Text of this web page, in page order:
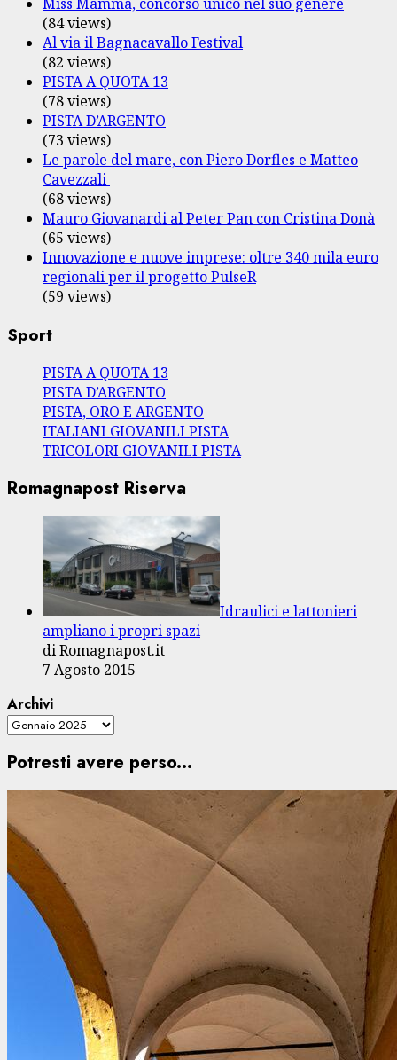
(84 views)
Al via il Bagnacavallo Festival
(82 views)
PISTA A QUOTA 13
(78 views)
PISTA D’ARGENTO
(73 views)
Le parole del mare, con Piero Dorfles e Matteo
Cavezzali
(68 views)
Mauro Giovanardi al Peter Pan con Cristina Donà
(65 views)
Innovazione e nuove imprese: oltre 340 mila euro
regionali per il progetto PulseR
(59 views)
Sport
PISTA A QUOTA 13
PISTA D’ARGENTO
PISTA, ORO E ARGENTO
ITALIANI GIOVANILI PISTA
TRICOLORI GIOVANILI PISTA
Romagnapost Riserva
Idraulici e lattonieri
ampliano i propri spazi
di Romagnapost.it
7 Agosto 2015
Archivi
Potresti avere perso...